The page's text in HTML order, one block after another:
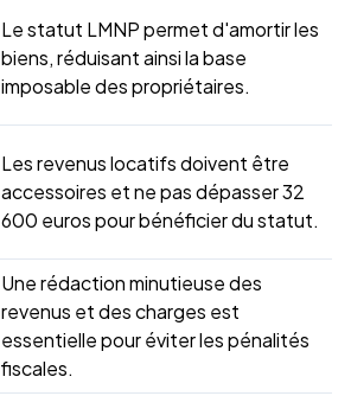
Le statut LMNP permet d'amortir les
biens, réduisant ainsi la base
imposable des propriétaires.
Les revenus locatifs doivent être
accessoires et ne pas dépasser 32
600 euros pour bénéficier du statut.
Une rédaction minutieuse des
revenus et des charges est
essentielle pour éviter les pénalités
fiscales.